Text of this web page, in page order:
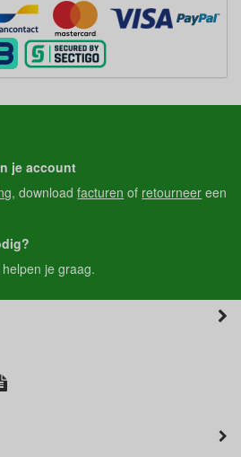
je account
, downloadfacturen of retourneer een
helpen je graag.